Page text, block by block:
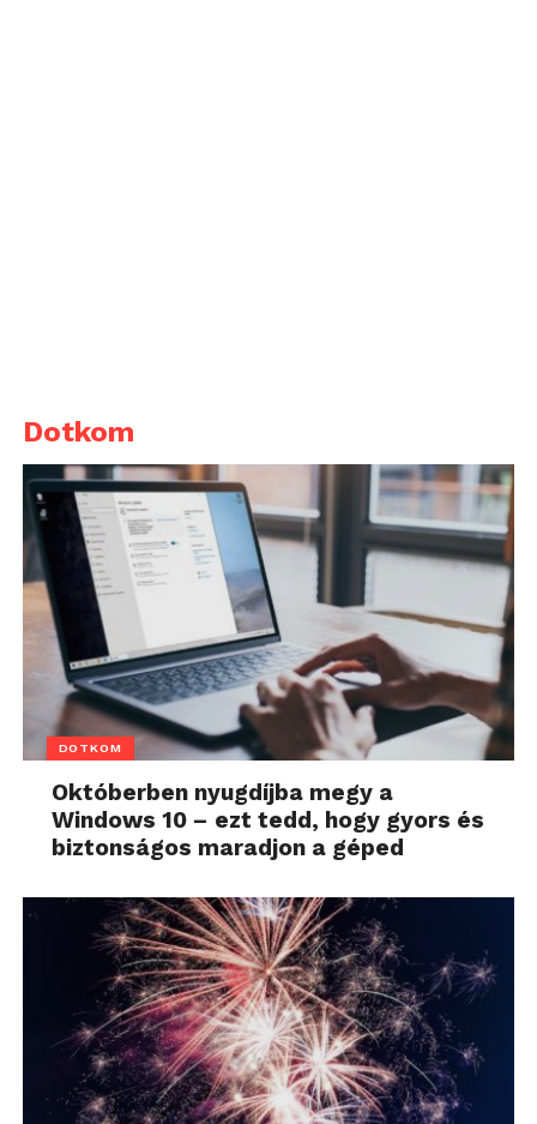
Dotkom
DOTKOM
Októberben nyugdíjba megy a
Windows 10 – ezt tedd, hogy gyors és
biztonságos maradjon a géped